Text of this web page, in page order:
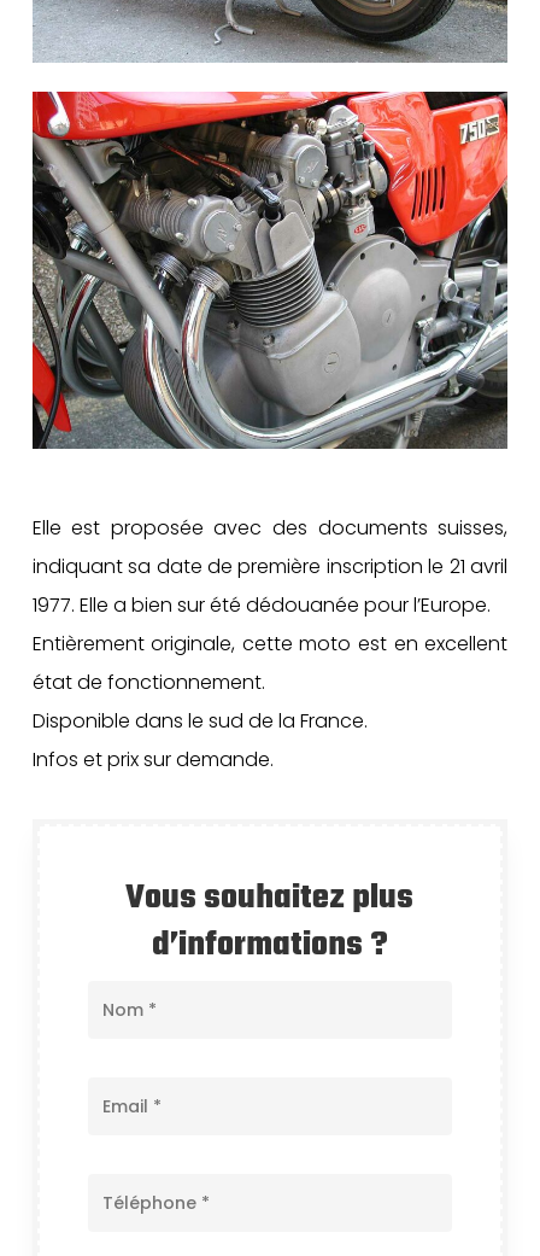
Elle est proposée avec des documents suisses,
indiquant sa date de première inscription le 21 avril
1977. Elle a bien sur été dédouanée pour l’Europe.
Entièrement originale, cette moto est en excellent
état de fonctionnement.
Disponible dans le sud de la France.
Infos et prix sur demande.
Vous souhaitez plus
d’informations ?